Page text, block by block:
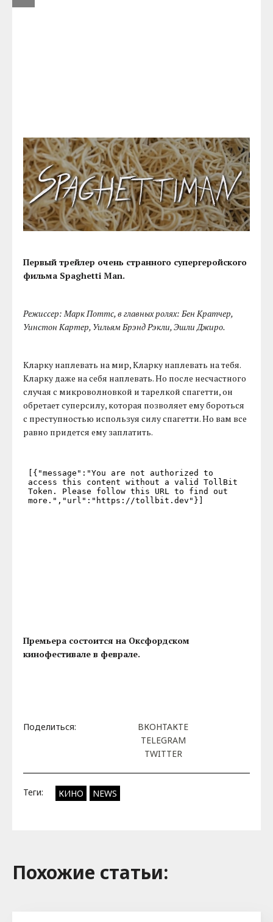
Первый трейлер очень странного супергеройского
фильма Spaghetti Man.
Режиссер: Марк Поттс, в главных ролях: Бен Кратчер,
Уинстон Картер, Уильям Брэнд Рэкли, Эшли Джиро.
Кларку наплевать на мир, Кларку наплевать на тебя.
Кларку даже на себя наплевать. Но после несчастного
случая с микроволновкой и тарелкой спагетти, он
обретает суперсилу, которая позволяет ему бороться
с преступностью используя силу спагетти. Но вам все
равно придется ему заплатить.
Премьера состоится на Оксфордском
кинофестивале в феврале.
Поделиться:
ВКОНТАКТЕ
TELEGRAM
TWITTER
Теги: КИНО NEWS
Похожие cтатьи: